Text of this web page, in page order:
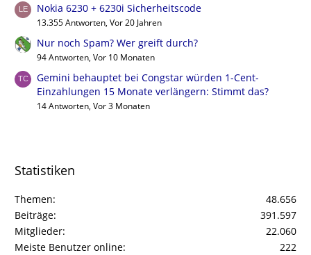
Nokia 6230 + 6230i Sicherheitscode
13.355 Antworten, Vor 20 Jahren
Nur noch Spam? Wer greift durch?
94 Antworten, Vor 10 Monaten
Gemini behauptet bei Congstar würden 1-Cent-
Einzahlungen 15 Monate verlängern: Stimmt das?
14 Antworten, Vor 3 Monaten
Statistiken
Themen
48.656
Beiträge
391.597
Mitglieder
22.060
Meiste Benutzer online
222